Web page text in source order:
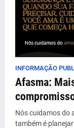
INFORMAÇÃO
Afasma:
Nós cuidamos do
também é